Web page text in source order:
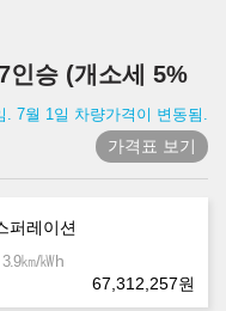
인승 (개소세 5%
7월 1일 차량가격이 변동됨.
가격표 보기
퍼레이션
㎞/㎾h
67,312,257원